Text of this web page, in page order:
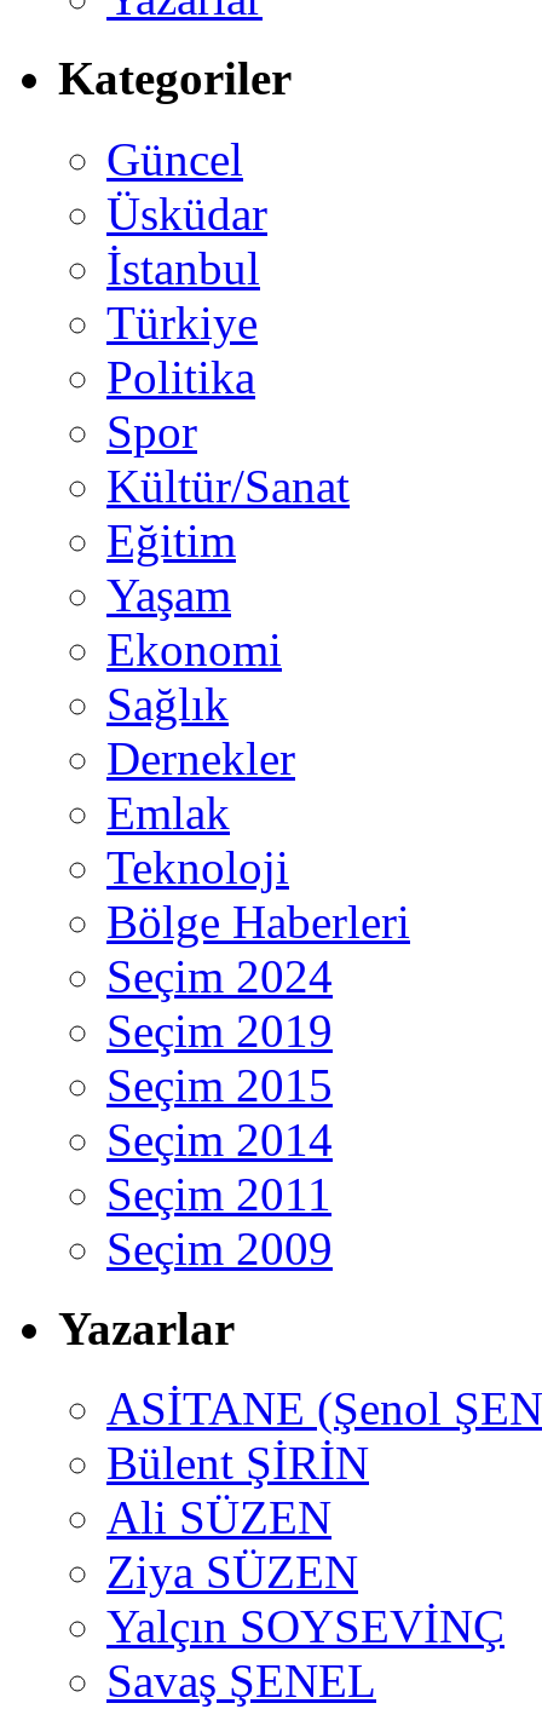
Kategoriler
Güncel
Üsküdar
İstanbul
Türkiye
Politika
Spor
Kültür/Sanat
Eğitim
Yaşam
Ekonomi
Sağlık
Dernekler
Emlak
Teknoloji
Bölge Haberleri
Seçim 2024
Seçim 2019
Seçim 2015
Seçim 2014
Seçim 2011
Seçim 2009
Yazarlar
ASİTANE (Şenol
Bülent ŞİRİN
Ali SÜZEN
Ziya SÜZEN
Yalçın SOYSEVİNÇ
Savaş ŞENEL